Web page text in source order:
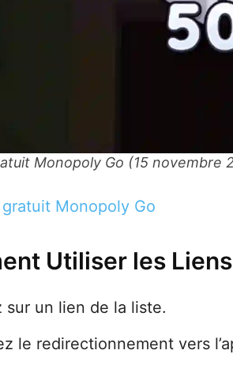
Monopoly Go (15 novembre
Monopoly Go
Utiliser les
sur un lien de la liste.
le redirectionnement vers